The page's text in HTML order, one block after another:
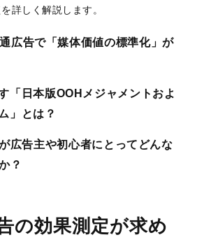
詳しく解説します。
広告で「媒体価値の標準化」が
「日本版OOHメジャメントおよ
」とは？
広告主や初心者にとってどんな
？
の効果測定が求め